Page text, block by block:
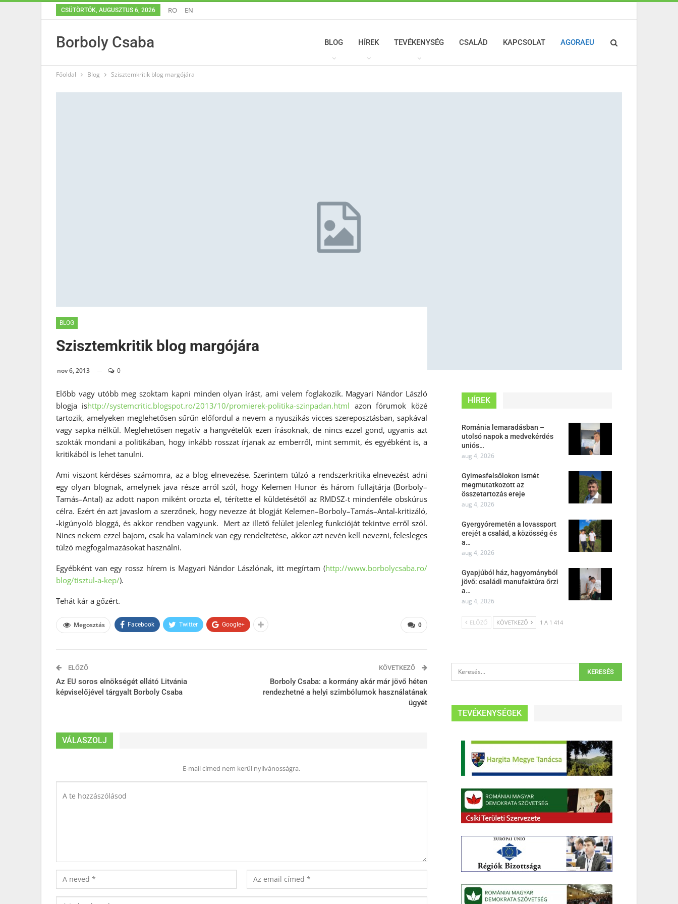
CSÜTÖRTÖK, AUGUSZTUS 6, 2026 RO EN
Borboly Csaba BLOG HÍREK TEVÉKENYSÉG CSALÁD KAPCSOLAT AGORAEU
Főoldal Blog Szisztemkritik blog margójára
BLOG
Szisztemkritik blog margójára
nov 6, 2013 0
Előbb vagy utóbb meg szoktam kapni minden olyan írást, ami velem foglakozik. Magyari Nándor László
blogja ishttp://systemcritic.blogspot.ro/2013/10/promierek-politika-szinpadan.html azon fórumok közé
tartozik, amelyeken meglehetősen sűrűn előfordul a nevem a nyuszikás vicces szereposztásban, sapkával
vagy sapka nélkül. Meglehetősen negatív a hangvételük ezen írásoknak, de nincs ezzel gond, ugyanis azt
szokták mondani a politikában, hogy inkább rosszat írjanak az emberről, mint semmit, és egyébként is, a
kritikából is lehet tanulni.
Ami viszont kérdéses számomra, az a blog elnevezése. Szerintem túlzó a rendszerkritika elnevezést adni
egy olyan blognak, amelynek java része arról szól, hogy Kelemen Hunor és három fullajtárja (Borboly–
Tamás–Antal) az adott napon miként orozta el, térítette el küldetésétől az RMDSZ-t mindenféle obskúrus
célra. Ezért én azt javaslom a szerzőnek, hogy nevezze át blogját Kelemen–Borboly–Tamás–Antal-kritizáló,
-kigúnyoló bloggá, és akkor rendben vagyunk. Mert az illető felület jelenleg funkcióját tekintve erről szól.
Nincs nekem ezzel bajom, csak ha valaminek van egy rendeltetése, akkor azt nevén kell nevezni, felesleges
túlzó megfogalmazásokat használni.
Egyébként van egy rossz hírem is Magyari Nándor Lászlónak, itt megírtam (http://www.borbolycsaba.ro/
blog/tisztul-a-kep/).
Tehát kár a gőzért.
0
Megosztás Facebook Twitter Google+
ELŐZŐ
Az EU soros elnökségét ellátó Litvánia
képviselőjével tárgyalt Borboly Csaba
KÖVETKEZŐ
Borboly Csaba: a kormány akár már jövő héten
rendezhetné a helyi szimbólumok használatának
ügyét
VÁLASZOLJ
E-mail címed nem kerül nyilvánosságra.
HÍREK
Románia lemaradásban –
utolsó napok a medvekérdés
uniós…
aug 4, 2026
Gyimesfelsőlokon ismét
megmutatkozott az
összetartozás ereje
aug 4, 2026
Gyergyóremetén a lovassport
erejét a család, a közösség és
a…
aug 4, 2026
Gyapjúból ház, hagyományból
jövő: családi manufaktúra őrzi
a…
aug 4, 2026
ELŐZŐ KÖVETKEZŐ 1 A 1 414
TEVÉKENYSÉGEK